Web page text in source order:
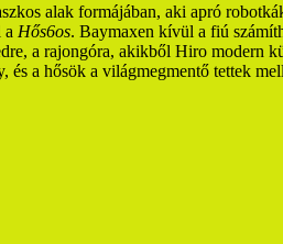
alak formájában, aki apró
a Hős6os. Baymaxen kívül a fiú
a rajongóra, akikből Hiro modern
és a hősök a világmegmentő tettek